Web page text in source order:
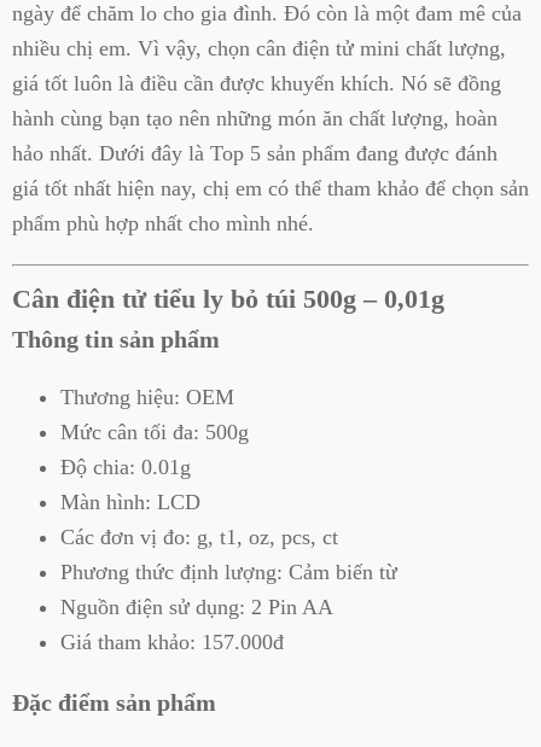
ngày để chăm lo cho gia đình. Đó còn là một đam mê của
nhiều chị em. Vì vậy, chọn cân điện tử mini chất lượng,
giá tốt luôn là điều cần được khuyến khích. Nó sẽ đồng
hành cùng bạn tạo nên những món ăn chất lượng, hoàn
hảo nhất. Dưới đây là Top 5 sản phẩm đang được đánh
giá tốt nhất hiện nay, chị em có thể tham khảo để chọn sản
phẩm phù hợp nhất cho mình nhé.
Cân điện tử tiểu ly bỏ túi 500g – 0,01g
Thông tin sản phẩm
Thương hiệu: OEM
Mức cân tối đa: 500g
Độ chia: 0.01g
Màn hình: LCD
Các đơn vị đo: g, t1, oz, pcs, ct
Phương thức định lượng: Cảm biến từ
Nguồn điện sử dụng: 2 Pin AA
Giá tham khảo: 157.000đ
Đặc điểm sản phẩm